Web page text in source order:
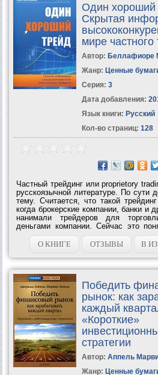
Один хороший
Скрытая
мире частного
Автор: Беллафиоре
Жанр: Ценные
Серия: 3
Дата добавления:
Язык книги: Русский
Кол-во страниц: 128
Частный трейдинг или proprietory
русскоязычной литературе. По сути
тему. Считается, что такой
когда брокерские компании, банки и
нанимали трейдеров для
деньгами компании. Сейчас это
трейдеров, которые не
вкладывают некую сумму...
О КНИГЕ ОТЗЫВЫ В
Победить
рынок: как
каждый
«Короткие»
стратегии
Автор: Аппель
Жанр: Ценные